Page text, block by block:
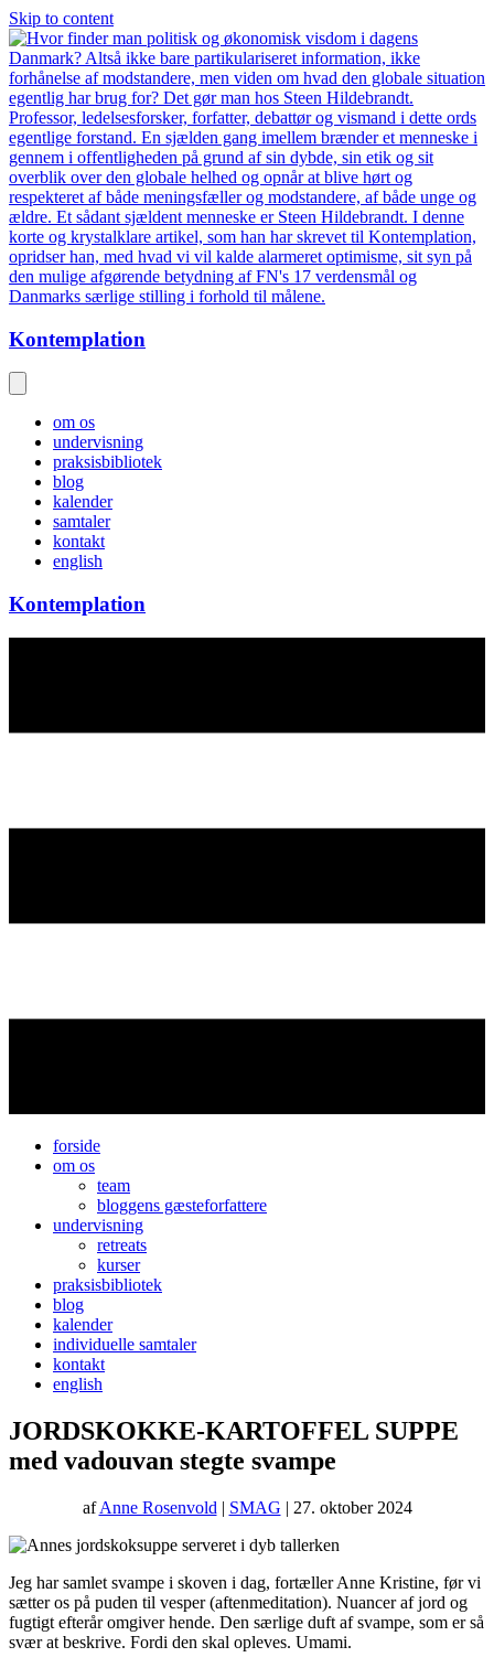
Skip to content
Kontemplation
om os
undervisning
praksisbibliotek
blog
kalender
samtaler
kontakt
english
Kontemplation
forside
om os
team
bloggens gæsteforfattere
undervisning
retreats
kurser
praksisbibliotek
blog
kalender
individuelle samtaler
kontakt
english
JORDSKOKKE-KARTOFFEL SUPPE
med vadouvan stegte svampe
afAnne Rosenvold | SMAG | 27. oktober 2024
Jeg har samlet svampe i skoven i dag, fortæller Anne Kristine, før vi
sætter os på puden til vesper (aftenmeditation). Nuancer af jord og
fugtigt efterår omgiver hende. Den særlige duft af svampe, som er så
svær at beskrive. Fordi den skal opleves. Umami.